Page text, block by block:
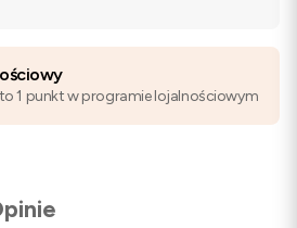
1 punkt w programie lojalnościowym